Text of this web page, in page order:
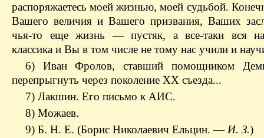
распоряжаетесь моей жизнью, моей судьбой.
Вашего величия и Вашего призвания, Ваших
чья-то еще жизнь — пустяк, а все-таки вся
классика и Вы в том числе не тому нас учили и
6) Иван Фролов, ставший помощником
перепрыгнуть через поколение ХХ съезда...
7) Лакшин. Его письмо к АИС.
8) Можаев.
9) Б. Н. Е. (Борис Николаевич Ельцин. —И. З.)